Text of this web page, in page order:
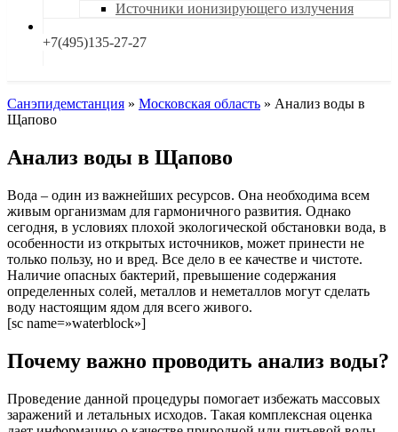
Источники ионизирующего излучения
+7(495)135-27-27
Санэпидемстанция » Московская область » Анализ воды в
Щапово
Анализ воды в Щапово
Вода – один из важнейших ресурсов. Она необходима всем
живым организмам для гармоничного развития. Однако
сегодня, в условиях плохой экологической обстановки вода, в
особенности из открытых источников, может принести не
только пользу, но и вред. Все дело в ее качестве и чистоте.
Наличие опасных бактерий, превышение содержания
определенных солей, металлов и неметаллов могут сделать
воду настоящим ядом для всего живого.
[sc name=»waterblock»]
Почему важно проводить анализ воды?
Проведение данной процедуры помогает избежать массовых
заражений и летальных исходов. Такая комплексная оценка